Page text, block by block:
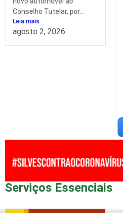
Conselho Tutelar, por...
Leia mais
agosto 2, 2026
Serviços Essenciais